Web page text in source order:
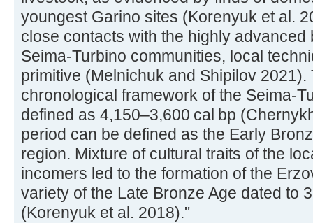
youngest Garino sites (Korenyuk et al.
close contacts with the highly advanced
Seima-Turbino communities, local
primitive (Melnichuk and Shipilov 2021).
chronological framework of the Seima-
defined as 4,150–3,600 cal bp
period can be defined as the Early
region. Mixture of cultural traits of the
incomers led to the formation of the
variety of the Late Bronze Age dated to
(Korenyuk et al. 2018)."